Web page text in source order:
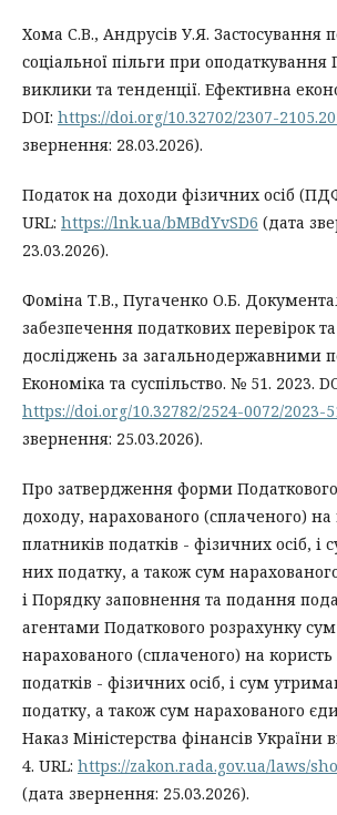
Хома С.В., Андрусів У.Я. Застосування
соціальної пільги при
виклики та тенденції. Ефективна
DOI: https://doi.org/10.32702/2307-
звернення: 28.03.2026).
Податок на доходи фізичних осіб
URL: https://lnk.ua/bMBdYvSD6 (дата
23.03.2026).
Фоміна Т.В., Пугаченко О.Б.
забезпечення податкових перевірок
досліджень за загальнодержавними
Економіка та суспільство. № 51. 2023.
https://doi.org/10.32782/2524-0072/2023-
звернення: 25.03.2026).
Про затвердження форми
доходу, нарахованого (сплаченого) на
платників податків - фізичних осіб, і
них податку, а також сум
і Порядку заповнення та подання
агентами Податкового розрахунку
нарахованого (сплаченого) на користь
податків - фізичних осіб, і сум
податку, а також сум нарахованого
Наказ Міністерства фінансів України
4. URL: https://zakon.rada.gov.ua/laws/
(дата звернення: 25.03.2026).